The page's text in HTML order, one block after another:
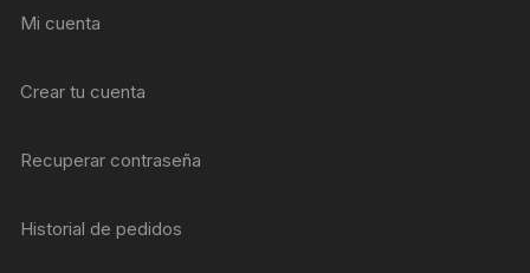
Mi cuenta
Crear tu cuenta
Recuperar contraseña
Historial de pedidos